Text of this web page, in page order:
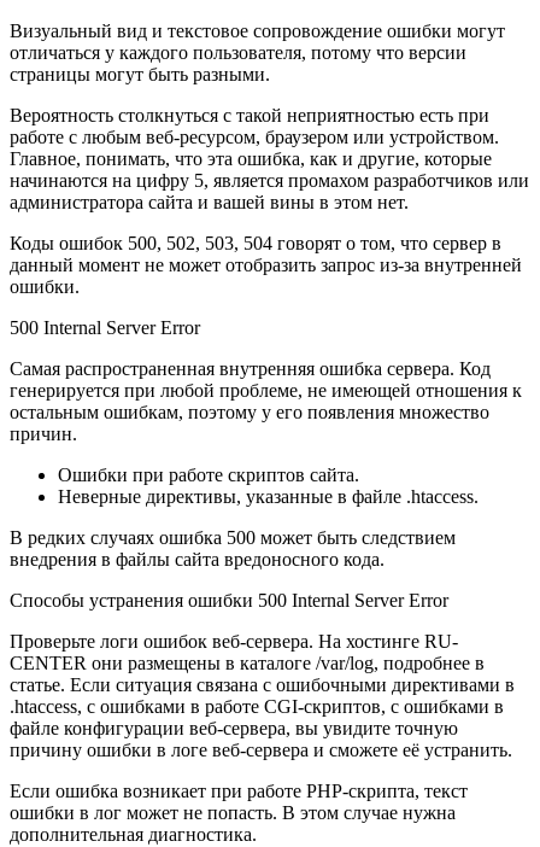
Визуальный вид и текстовое сопровождение ошибки могут
отличаться у каждого пользователя, потому что версии
страницы могут быть разными.
Вероятность столкнуться с такой неприятностью есть при
работе с любым веб-ресурсом, браузером или устройством.
Главное, понимать, что эта ошибка, как и другие, которые
начинаются на цифру 5, является промахом разработчиков или
администратора сайта и вашей вины в этом нет.
Коды ошибок 500, 502, 503, 504 говорят о том, что сервер в
данный момент не может отобразить запрос из-за внутренней
ошибки.
500 Internal Server Error
Самая распространенная внутренняя ошибка сервера. Код
генерируется при любой проблеме, не имеющей отношения к
остальным ошибкам, поэтому у его появления множество
причин.
Ошибки при работе скриптов сайта.
Неверные директивы, указанные в файле .htaccess.
В редких случаях ошибка 500 может быть следствием
внедрения в файлы сайта вредоносного кода.
Способы устранения ошибки 500 Internal Server Error
Проверьте логи ошибок веб-сервера. На хостинге RU-
CENTER они размещены в каталоге /var/log, подробнее в
статье. Если ситуация связана с ошибочными директивами в
.htaccess, с ошибками в работе CGI-скриптов, с ошибками в
файле конфигурации веб-сервера, вы увидите точную
причину ошибки в логе веб-сервера и сможете её устранить.
Если ошибка возникает при работе PHP-скрипта, текст
ошибки в лог может не попасть. В этом случае нужна
дополнительная диагностика.